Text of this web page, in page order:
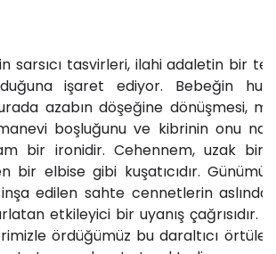
sarsıcı tasvirleri, ilahi adaletin bir
işaret ediyor. Bebeğin
azabın döşeğine dönüşmesi,
boşluğunu ve kibrinin onu
bir ironidir. Cehennem, uzak bir
bir elbise gibi kuşatıcıdır.
inşa edilen sahte cennetlerin
etkileyici bir uyanış çağrısıdır.
ördüğümüz bu daraltıcı